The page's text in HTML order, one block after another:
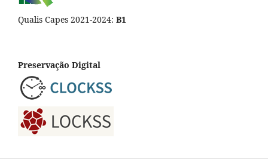
Qualis Capes 2021-2024: B1
Preservação Digital